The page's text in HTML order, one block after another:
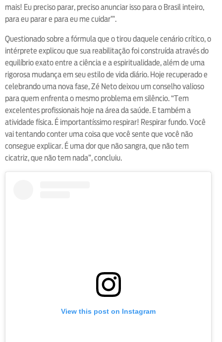
mais! Eu preciso parar, preciso anunciar isso para o Brasil inteiro,
para eu parar e para eu me cuidar’”.
Questionado sobre a fórmula que o tirou daquele cenário crítico, o
intérprete explicou que sua reabilitação foi construída através do
equilíbrio exato entre a ciência e a espiritualidade, além de uma
rigorosa mudança em seu estilo de vida diário. Hoje recuperado e
celebrando uma nova fase, Zé Neto deixou um conselho valioso
para quem enfrenta o mesmo problema em silêncio. “Tem
excelentes profissionais hoje na área da saúde. E também a
atividade física. É importantíssimo respirar! Respirar fundo. Você
vai tentando conter uma coisa que você sente que você não
consegue explicar. É uma dor que não sangra, que não tem
cicatriz, que não tem nada”, concluiu.
View this post on Instagram